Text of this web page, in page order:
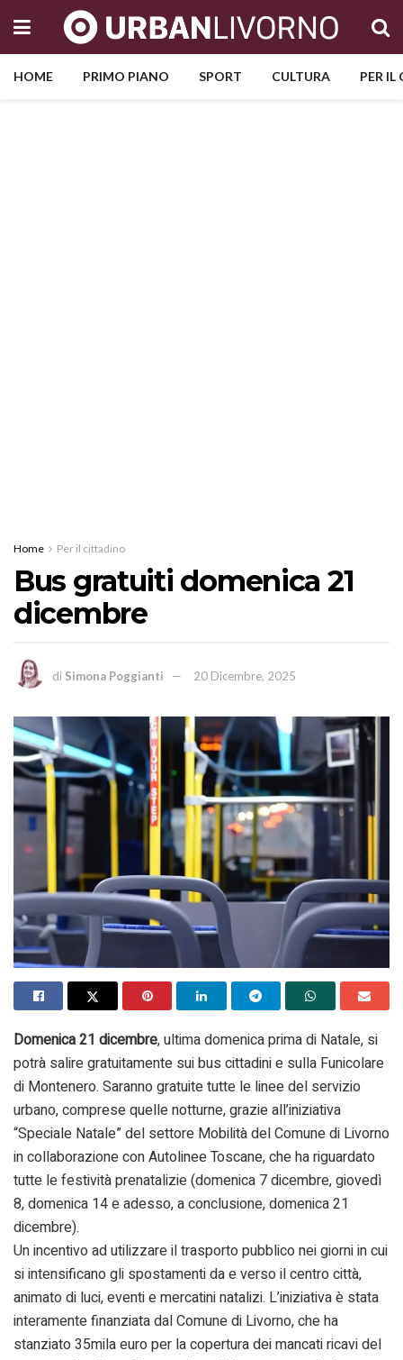
HOME PRIMO PIANO SPORT CULTURA PER
Home Per il cittadino
Bus gratuiti domenica 21
dicembre
di Simona Poggianti 20 Dicembre, 2025
Domenica 21 dicembre, ultima domenica prima di Natale, si
potrà salire gratuitamente sui bus cittadini e sulla Funicolare
di Montenero. Saranno gratuite tutte le linee del servizio
urbano, comprese quelle notturne, grazie all’iniziativa
“Speciale Natale” del settore Mobilità del Comune di Livorno
in collaborazione con Autolinee Toscane, che ha riguardato
tutte le festività prenatalizie (domenica 7 dicembre, giovedì
8, domenica 14 e adesso, a conclusione, domenica 21
dicembre).
Un incentivo ad utilizzare il trasporto pubblico nei giorni in cui
si intensificano gli spostamenti da e verso il centro città,
animato di luci, eventi e mercatini natalizi. L’iniziativa è stata
interamente finanziata dal Comune di Livorno, che ha
stanziato 35mila euro per la copertura dei mancati ricavi del